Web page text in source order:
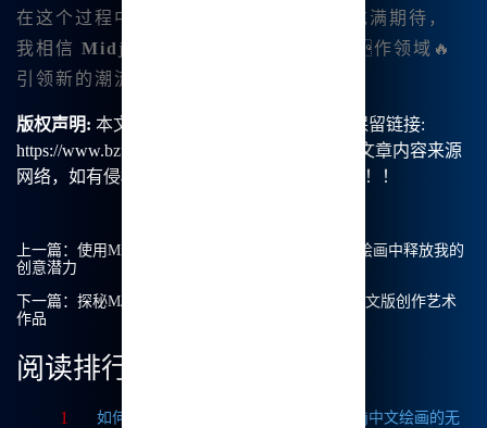
在这个过程中，创造的乐趣让我时😊刻充满期待，
我相信 Midjourney中文
将会在艺术创作领域🔥
引领新的潮流。
版权声明: 本文由【B族智能】原创，转载请保留链接:
https://www.bzu.cn/news/show/8822.html，部分文章内容来源
网络，如有侵权请联系我们删除处理。谢谢！！！
上一篇： 使用Midjourney：我如何在Midjourney中文绘画中释放我的
创意潜力
下一篇： 探秘MJ中文绘画：我如何利用Midjourney中文版创作艺术
作品
阅读排行
1
如何获取Midjourney破解版免费？探索Mj中文绘画的无